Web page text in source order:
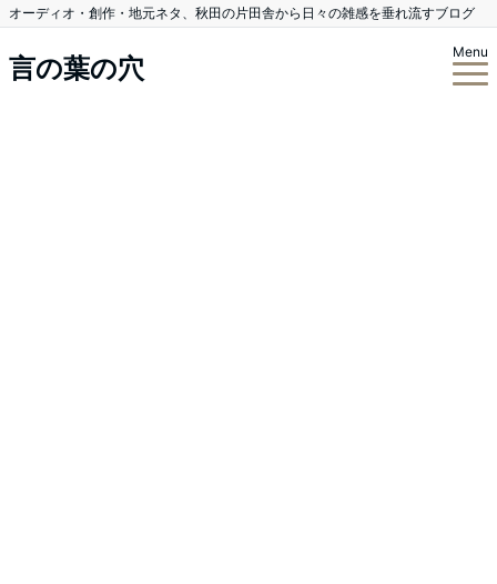
オーディオ・創作・地元ネタ、秋田の片田舎から日々の雑感を垂れ流すブログ
言の葉の穴
Menu